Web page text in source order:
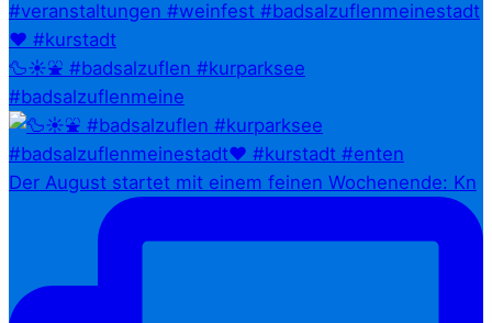
🦆☀️⛲ #badsalzuflen #kurparksee
#badsalzuflenmeine
Der August startet mit einem feinen Wochenende: Kn